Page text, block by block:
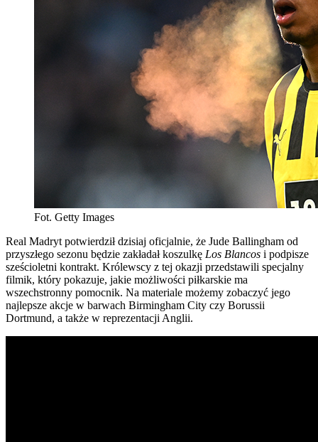
Fot. Getty Images
Real Madryt potwierdził dzisiaj oficjalnie, że Jude Ballingham od
przyszłego sezonu będzie zakładał koszulkę Los Blancos i podpisze
sześcioletni kontrakt. Królewscy z tej okazji przedstawili specjalny
filmik, który pokazuje, jakie możliwości piłkarskie ma
wszechstronny pomocnik. Na materiale możemy zobaczyć jego
najlepsze akcje w barwach Birmingham City czy Borussii
Dortmund, a także w reprezentacji Anglii.